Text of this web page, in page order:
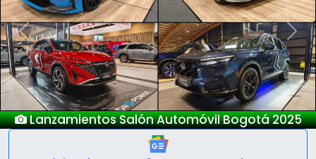
Nuevo Deepal S05
Previous Next